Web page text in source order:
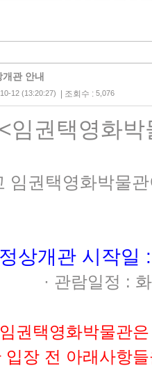
관 안내
12 (13:20:27) | 조회수 : 5,076
<임권택영화박
임권택영화박물
상개관 시작일 :
· 관람일정 : 화
임권택영화박물관
입장 전 아래사항